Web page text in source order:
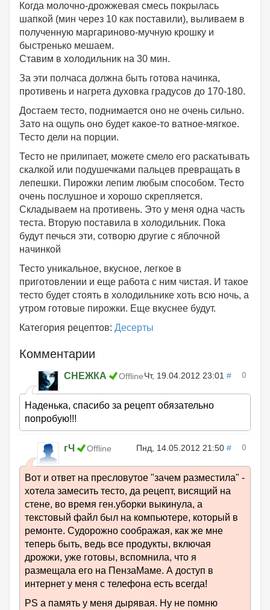
Когда молочно-дрожжевая смесь покрылась
шапкой (мин через 10 как поставили), выливаем в
полученную маргариново-мучную крошку и
быстренько мешаем.
Ставим в холодильник на 30 мин.
За эти полчаса должна быть готова начинка,
противень и нагрета духовка градусов до 170-180.
Достаем тесто, поднимается оно не очень сильно.
Зато на ощупь оно будет какое-то ватное-мягкое.
Тесто дели на порции.
Тесто не прилипает, можете смело его раскатывать
скалкой или подушечками пальцев превращать в
лепешки. Пирожки лепим любым способом. Тесто
очень послушное и хорошо скрепляется.
Складываем на противень. Это у меня одна часть
теста. Вторую поставила в холодильник. Пока
будут печься эти, сотворю другие с яблочной
начинкой
Тесто уникальное, вкусное, легкое в
приготовлении и еще работа с ним чистая. И такое
тесто будет стоять в холодильнике хоть всю ночь, а
утром готовые пирожки. Еще вкуснее будут.
Категория рецептов: Десерты
Комментарии
СНЕЖКА Offline Чт, 19.04.2012 23:01 # 0
Наденька, спасибо за рецепт обязательно
попробую!!!
гЧ Offline Пнд, 14.05.2012 21:50 # 0
Вот и ответ на пресловутое "зачем разместила" -
хотела замесить тесто, да рецепт, висящий на
стене, во время ген.уборки выкинула, а
текстовый файл был на компьютере, который в
ремонте. Судорожно соображая, как же мне
теперь быть, ведь все продукты, включая
дрожжи, уже готовы, вспомнила, что я
размещала его на ПензаМаме. А доступ в
интернет у меня с телефона есть всегда!
PS а память у меня дырявая. Ну не помню